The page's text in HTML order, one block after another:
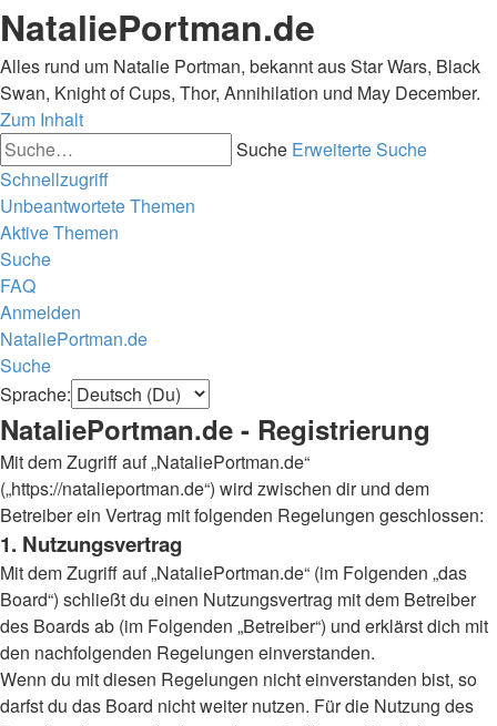
NataliePortman.de
Alles rund um Natalie Portman, bekannt aus Star Wars, Black
Swan, Knight of Cups, Thor, Annihilation und May December.
Zum Inhalt
Suche Erweiterte Suche
Schnellzugriff
Unbeantwortete Themen
Aktive Themen
Suche
FAQ
Anmelden
NataliePortman.de
Suche
Sprache:
NataliePortman.de - Registrierung
Mit dem Zugriff auf „NataliePortman.de“
(„https://natalieportman.de“) wird zwischen dir und dem
Betreiber ein Vertrag mit folgenden Regelungen geschlossen:
1. Nutzungsvertrag
Mit dem Zugriff auf „NataliePortman.de“ (im Folgenden „das
Board“) schließt du einen Nutzungsvertrag mit dem Betreiber
des Boards ab (im Folgenden „Betreiber“) und erklärst dich mit
den nachfolgenden Regelungen einverstanden.
Wenn du mit diesen Regelungen nicht einverstanden bist, so
darfst du das Board nicht weiter nutzen. Für die Nutzung des